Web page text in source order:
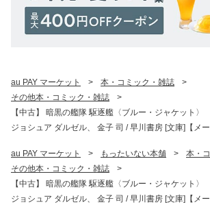
au PAY マーケット > 本・コミック・雑誌
>
その他本・コミック・雑誌
>
【中古】 暗黒の艦隊 駆逐艦〈ブルー・ジャケット〉
ジョシュア ダルゼル、 金子 司 / 早川書房 [文庫]【メー
au PAY マーケット > もったいない本舗 > 本・
その他本・コミック・雑誌
>
【中古】 暗黒の艦隊 駆逐艦〈ブルー・ジャケット〉
ジョシュア ダルゼル、 金子 司 / 早川書房 [文庫]【メー